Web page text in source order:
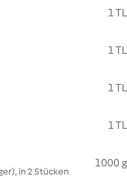
1 TL
1 TL
1 TL
1 TL
in 2 Stücken
1000 g